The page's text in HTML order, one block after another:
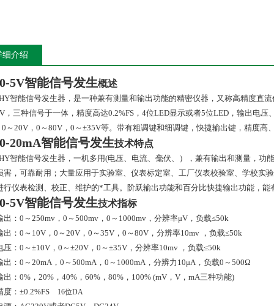
细介绍
0-5V智能信号发生概述
智能信号发生器，是一种兼有测量和输出功能的精密仪器，又称高精度直
V ，三种信号于一体，精度高达0.2%FS ， 4位LED显示或者5位LED ，输出电压
0 ～ 20V ， 0 ～ 80V ， 0 ～±35V等。带有粗调键和细调键，快捷输出键，精度高
0-20mA智能信号发生技术特点
智能信号发生器，一机多用(电压、电流、毫伏、），兼有输出和测量，功
害，可靠耐用；大量应用于实验室、仪表标定室、工厂仪表校验室、学校实
行仪表检测、校正、维护的*工具。阶跃输出功能和百分比快捷输出功能，
0-5V智能信号发生技术指标
出： 0 ～ 250mv ， 0 ～ 500mv ， 0 ～ 1000mv ，分辨率μV ，负载≤50k
出： 0 ～ 10V ， 0 ～ 20V ， 0 ～ 35V ， 0 ～ 80V ，分辨率10mv ，负载≤50k
压： 0 ～±10V ， 0 ～±20V ， 0 ～±35V ，分辨率10mv ，负载≤50k
出： 0 ～ 20mA ， 0 ～ 500mA ， 0 ～ 1000mA ，分辨力 10μA ，负载0 ～ 500Ω
出： 0% ， 20% ， 40% ， 60% ， 80% ， 100% (mV ， V ， mA三种功能)
度：±0.2%FS 16位DA